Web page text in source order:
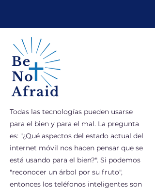
Todas las tecnologías pueden usarse
para el bien y para el mal. La pregunta
es: "¿Qué aspectos del estado actual del
internet móvil nos hacen pensar que se
está usando para el bien?". Si podemos
"reconocer un árbol por su fruto",
entonces los teléfonos inteligentes son